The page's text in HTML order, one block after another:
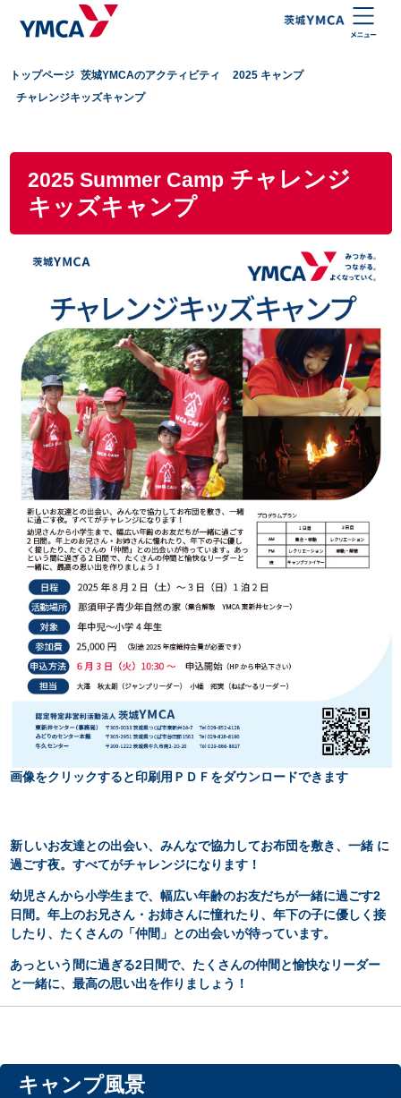
トップページ 茨城YMCAのアクティビティ
2025 キャンプ
チャレンジキッズキャンプ
2025 Summer Campチャレンジ
キッズキャンプ
画像をクリックすると印刷用ＰＤＦをダウンロードできます
新しいお友達との出会い、みんなで協力してお布団を敷き、一緒 に
過ごす夜。すべてがチャレンジになります！
幼児さんから小学生まで、幅広い年齢のお友だちが一緒に過ごす2
日間。年上のお兄さん・お姉さんに憧れたり、年下の子に優しく接
したり、たくさんの「仲間」との出会いが待っています。
あっという間に過ぎる2日間で、たくさんの仲間と愉快なリーダー
と一緒に、最高の思い出を作りましょう！
キャンプ風景